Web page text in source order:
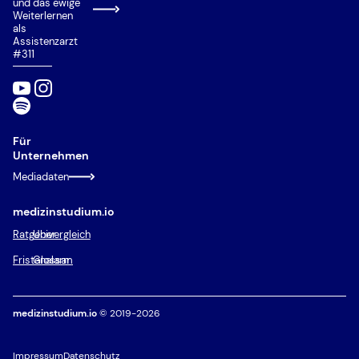
Weiterlernen
als
Assistenzarzt
#311
medizinstudium.io
Ratgeber
Univergleich
Fristenalarm
Glossar
Für
Unternehmen
Mediadaten
medizinstudium.io© 2019-2026
ImpressumDatenschutz